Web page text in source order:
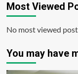
Most Viewed
No most viewed
You may have